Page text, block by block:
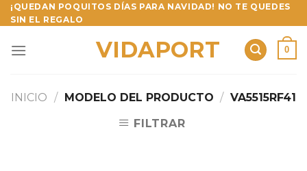
Skip
to
¡QUEDAN POQUITOS DÍAS PARA NAVIDAD! NO TE QUEDES
SIN EL REGALO
VIDAPORT 0
INICIO / MODELO DEL PRODUCTO / VA5515RF41
FILTRAR